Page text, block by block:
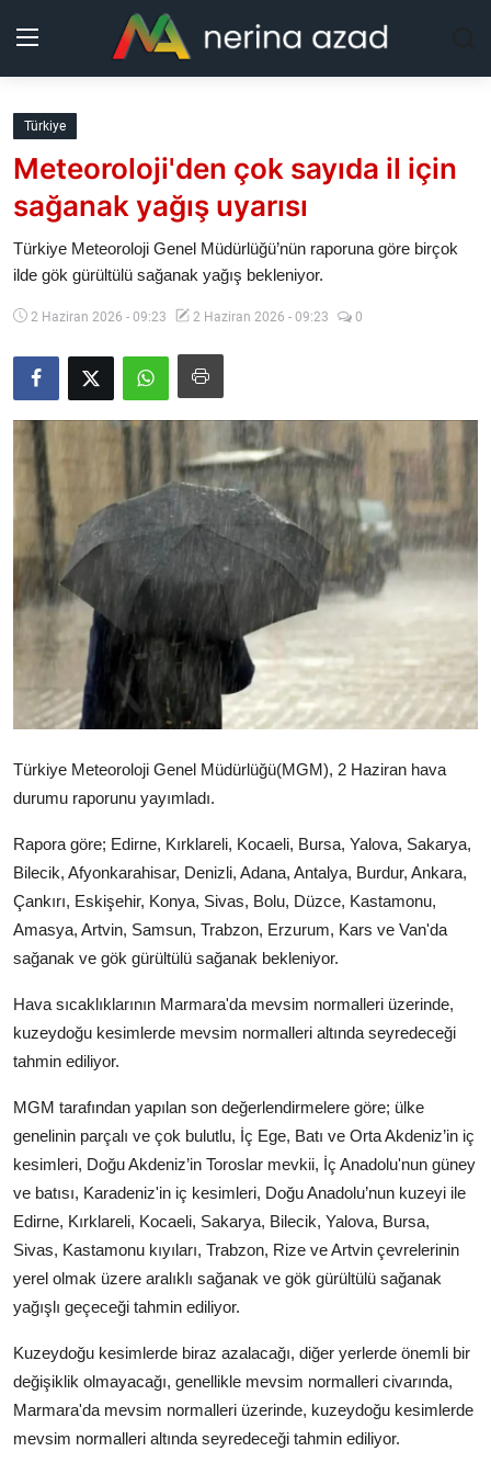
Kurdistan
Bölgeler
Güncel
Makaleler
Galeri
Video
Yazarlar
Arşiv
İletişim
Türkçe Kurdi
Türkiye
Meteoroloji'den çok sayıda il için
sağanak yağış uyarısı
Türkiye Meteoroloji Genel Müdürlüğü’nün raporuna göre birçok
ilde gök gürültülü sağanak yağış bekleniyor.
2 Haziran 2026 - 09:23 2 Haziran 2026 - 09:23 0
Türkiye Meteoroloji Genel Müdürlüğü(MGM), 2 Haziran hava
durumu raporunu yayımladı.
Rapora göre; Edirne, Kırklareli, Kocaeli, Bursa, Yalova, Sakarya,
Bilecik, Afyonkarahisar, Denizli, Adana, Antalya, Burdur, Ankara,
Çankırı, Eskişehir, Konya, Sivas, Bolu, Düzce, Kastamonu,
Amasya, Artvin, Samsun, Trabzon, Erzurum, Kars ve Van'da
sağanak ve gök gürültülü sağanak bekleniyor.
Hava sıcaklıklarının Marmara'da mevsim normalleri üzerinde,
kuzeydoğu kesimlerde mevsim normalleri altında seyredeceği
tahmin ediliyor.
MGM tarafından yapılan son değerlendirmelere göre; ülke
genelinin parçalı ve çok bulutlu, İç Ege, Batı ve Orta Akdeniz’in iç
kesimleri, Doğu Akdeniz’in Toroslar mevkii, İç Anadolu'nun güney
ve batısı, Karadeniz'in iç kesimleri, Doğu Anadolu’nun kuzeyi ile
Edirne, Kırklareli, Kocaeli, Sakarya, Bilecik, Yalova, Bursa,
Sivas, Kastamonu kıyıları, Trabzon, Rize ve Artvin çevrelerinin
yerel olmak üzere aralıklı sağanak ve gök gürültülü sağanak
yağışlı geçeceği tahmin ediliyor.
Kuzeydoğu kesimlerde biraz azalacağı, diğer yerlerde önemli bir
değişiklik olmayacağı, genellikle mevsim normalleri civarında,
Marmara'da mevsim normalleri üzerinde, kuzeydoğu kesimlerde
mevsim normalleri altında seyredeceği tahmin ediliyor.